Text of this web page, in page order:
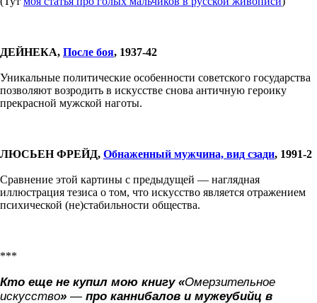
ДЕЙНЕКА, После боя, 1937-42
Уникальные политические особенности советского государства
позволяют возродить в искусстве снова античную героику
прекрасной мужской наготы.
ЛЮСЬЕН ФРЕЙД, Обнаженный мужчина, вид сзади, 1991-2
Сравнение этой картины с предыдущей — наглядная
иллюстрация тезиса о том, что искусство является отражением
психической (не)стабильности общества.
***
Кто еще не купил мою книгу «Омерзительное
искусство» — про каннибалов и мужеубийц в